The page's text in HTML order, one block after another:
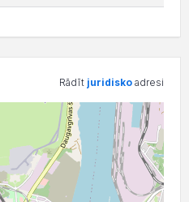
Rādīt juridisko adresi